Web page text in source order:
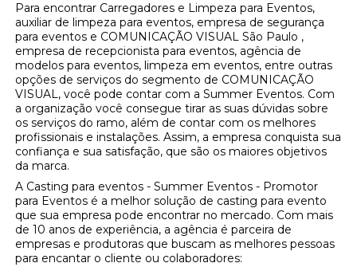
Para encontrar Carregadores e Limpeza para Eventos,
auxiliar de limpeza para eventos, empresa de segurança
para eventos e COMUNICAÇÃO VISUAL São Paulo ,
empresa de recepcionista para eventos, agência de
modelos para eventos, limpeza em eventos, entre outras
opções de serviços do segmento de COMUNICAÇÃO
VISUAL, você pode contar com a Summer Eventos. Com
a organização você consegue tirar as suas dúvidas sobre
os serviços do ramo, além de contar com os melhores
profissionais e instalações. Assim, a empresa conquista sua
confiança e sua satisfação, que são os maiores objetivos
da marca.
A Casting para eventos - Summer Eventos - Promotor
para Eventos é a melhor solução de casting para evento
que sua empresa pode encontrar no mercado. Com mais
de 10 anos de experiência, a agência é parceira de
empresas e produtoras que buscam as melhores pessoas
para encantar o cliente ou colaboradores: